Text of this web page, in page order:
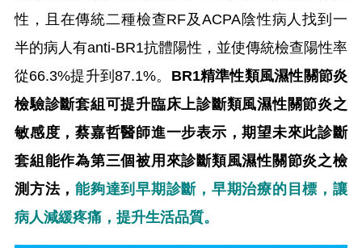
性，且在傳統二種檢查RF及ACPA陰性病人找到一
半的病人有anti-BR1抗體陽性，並使傳統檢查陽性率
從66.3%提升到87.1%。 BR1精準性類風濕性關節炎
檢驗診斷套組可提升臨床上診斷類風濕性關節炎之
敏感度，蔡嘉哲醫師進一步表示，期望未來此診斷
套組能作為第三個被用來診斷類風濕性關節炎之檢
測方法，能夠達到早期診斷，早期治療的目標，讓
病人減緩疼痛，提升生活品質。